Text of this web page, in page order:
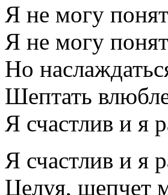
Я не могу
Я не могу
Но
Шептать
Я счастлив и я
Я счастлив и я
Целуя, шепчет